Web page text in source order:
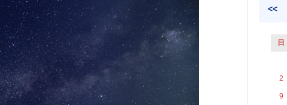
<<
日
2
9